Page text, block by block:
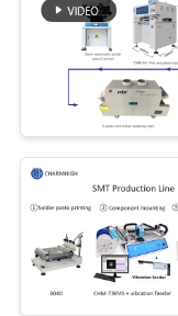
CONTACTA
NOSOTROS
NOTICIAS
SHOPPING